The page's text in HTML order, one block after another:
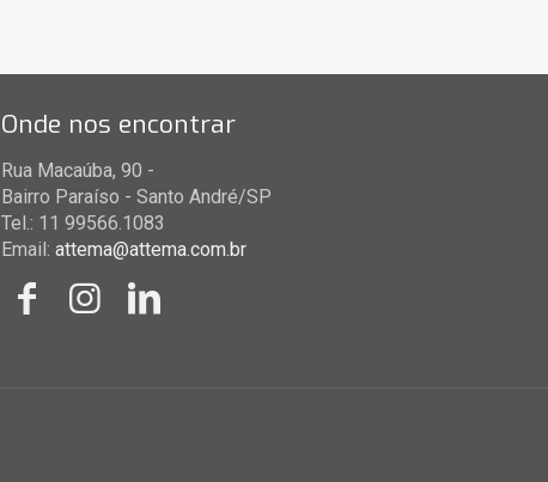
Onde nos encontrar
Rua Macaúba, 90 -
Bairro Paraíso - Santo André/SP
Tel.: 11 99566.1083
Email:attema@attema.com.br